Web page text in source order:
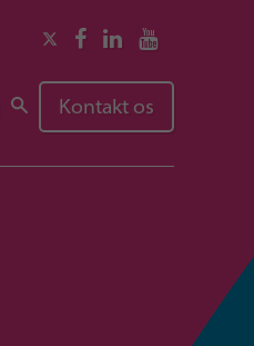
Kontakt os